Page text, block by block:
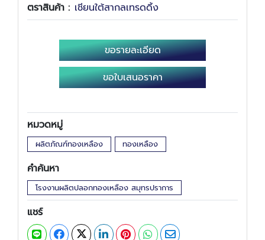
ตราสินค้า : เชียนใต้สากลเทรดดิ้ง
ขอรายละเอียด
ขอใบเสนอราคา
หมวดหมู่
ผลิตภัณฑ์ทองเหลือง ทองเหลือง
คำค้นหา
โรงงานผลิตปลอกทองเหลือง สมุทรปราการ
แชร์